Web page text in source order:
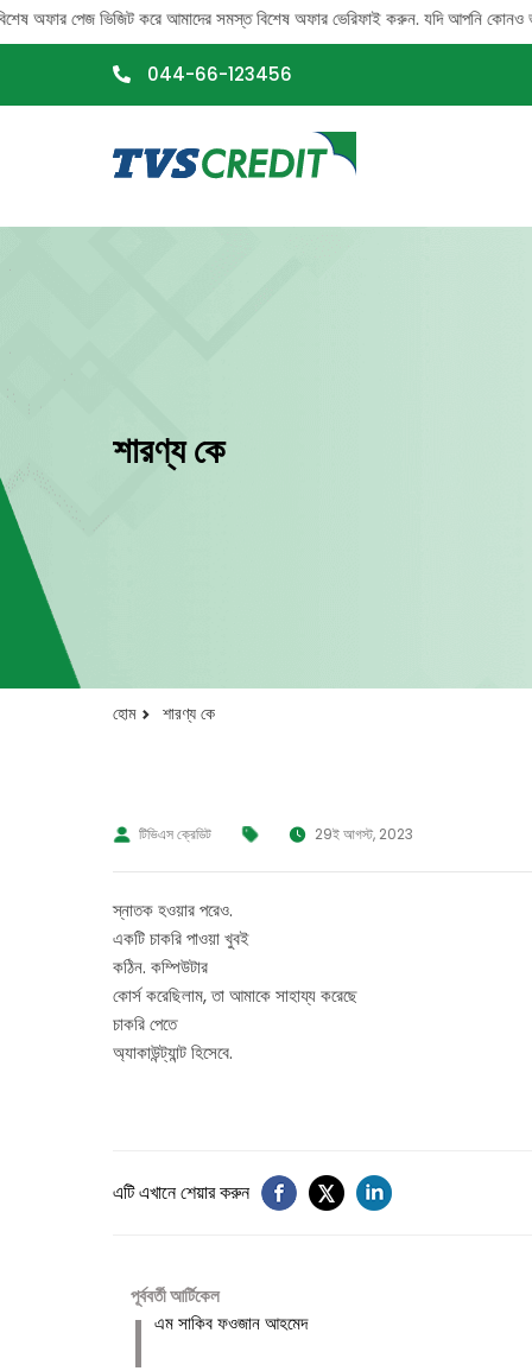
ভিজিট করে আমাদের সমস্ত বিশেষ অফার ভেরিফাই করুন. যদি আপনি কোনও ভুয়ো কল
044-66-123456
শারণ্য কে
হোম শারণ্য কে
টিভিএস ক্রেডিট 29ই আগস্ট, 2023
স্নাতক হওয়ার পরেও.
একটি চাকরি পাওয়া খুবই
কঠিন. কম্পিউটার
কোর্স করেছিলাম, তা আমাকে সাহায্য করেছে
চাকরি পেতে
অ্যাকাউন্ট্যান্ট হিসেবে.
এটি এখানে শেয়ার করুন
পূর্ববর্তী আর্টিকেল
এম সাকিব ফওজান আহমেদ